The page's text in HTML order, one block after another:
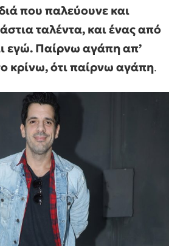
που παλεύουνε και
ταλέντα, και ένας από
εγώ. Παίρνω αγάπη απ’
κρίνω, ότι παίρνω αγάπη.